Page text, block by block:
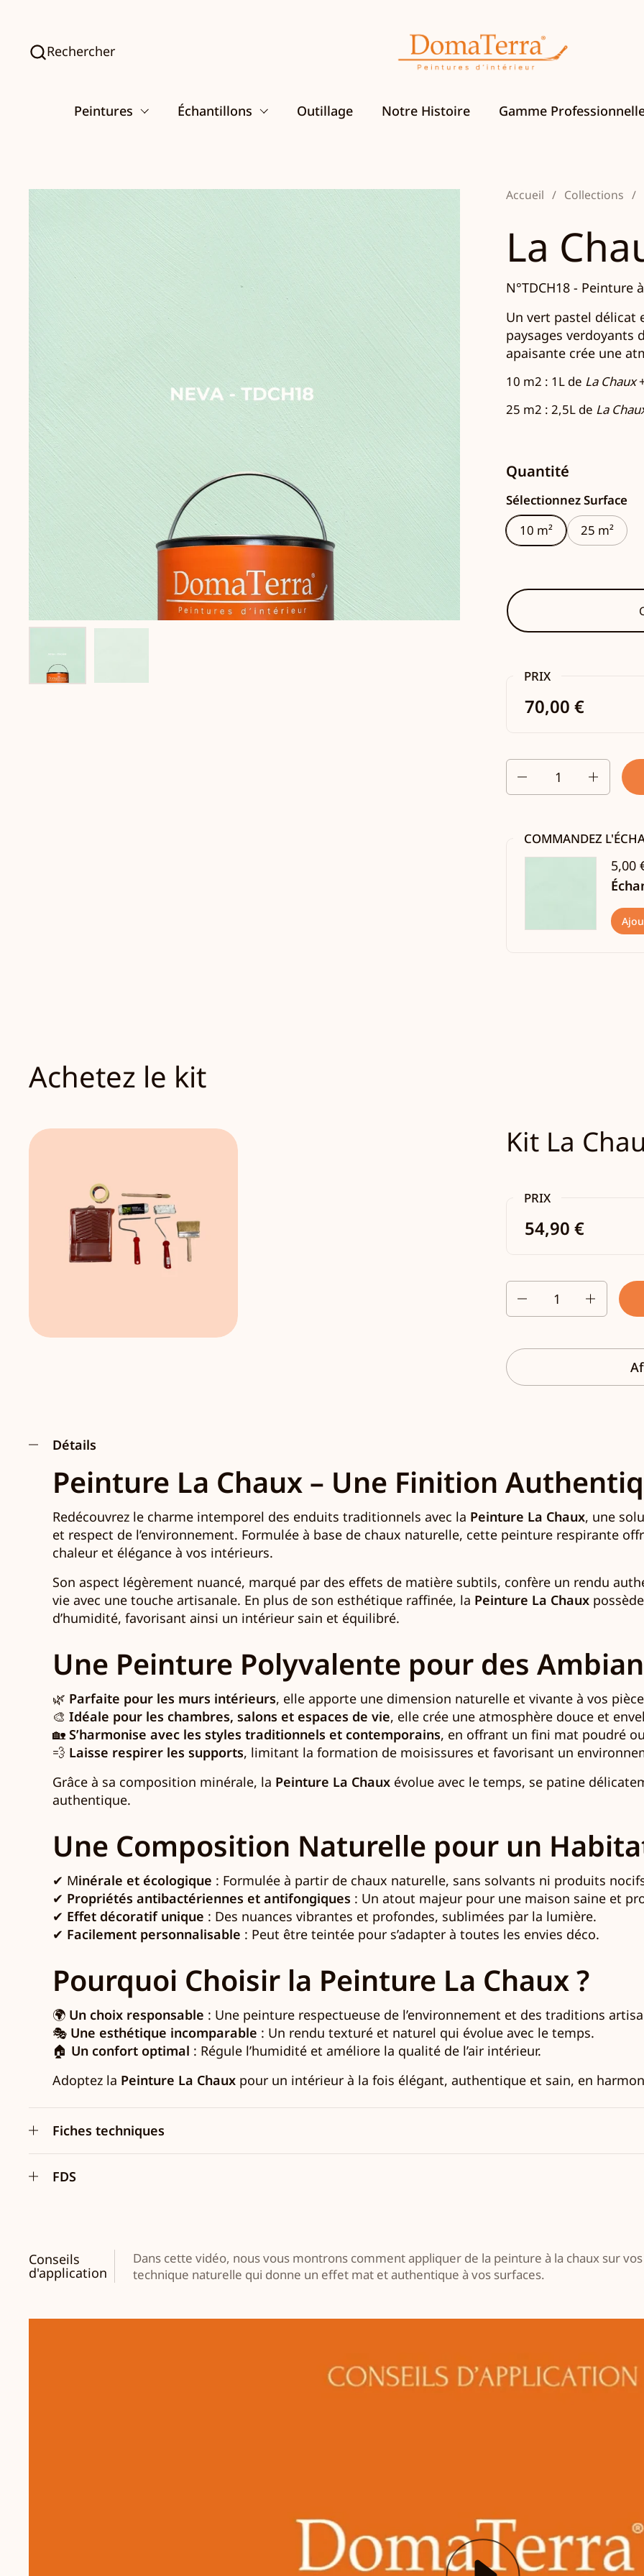
Rechercher
Peintures Échantillons Outillage Notre Histoire Gamme
Accueil / Collections /
La
N°TDCH18 - Peinture
Un vert pastel délicat
paysages verdoyants
apaisante crée une
10 m2 : 1L de La Chaux
25 m2 : 2,5L de La
Quantité
Sélectionnez Surface
10 m²
25 m²
PRIX
70,00 €
Quantité
COMMANDEZ
5,00
Achetez le kit
Kit La
PRIX
54,90 €
Quantité
Détails
Peinture La Chaux – Une Finition
Redécouvrez le charme intemporel des enduits traditionnels avec la Peinture La Chaux, une
et respect de l’environnement. Formulée à base de chaux naturelle, cette peinture respirante
chaleur et élégance à vos intérieurs.
Son aspect légèrement nuancé, marqué par des effets de matière subtils, confère un rendu
vie avec une touche artisanale. En plus de son esthétique raffinée, la Peinture La Chaux
d’humidité, favorisant ainsi un intérieur sain et équilibré.
Une Peinture Polyvalente pour des
🌿 Parfaite pour les murs intérieurs, elle apporte une dimension naturelle et vivante à vos
🎨 Idéale pour les chambres, salons et espaces de vie, elle crée une atmosphère douce et
🏡 S’harmonise avec les styles traditionnels et contemporains, en offrant un fini mat poudré
💨 Laisse respirer les supports, limitant la formation de moisissures et favorisant un
Grâce à sa composition minérale, la Peinture La Chaux évolue avec le temps, se patine
authentique.
Une Composition Naturelle pour un
✔ Minérale et écologique : Formulée à partir de chaux naturelle, sans solvants ni produits
✔ Propriétés antibactériennes et antifongiques : Un atout majeur pour une maison saine et
✔ Effet décoratif unique : Des nuances vibrantes et profondes, sublimées par la lumière.
✔ Facilement personnalisable : Peut être teintée pour s’adapter à toutes les envies déco.
Pourquoi Choisir la Peinture La Chaux ?
🌍 Un choix responsable : Une peinture respectueuse de l’environnement et des traditions
🎭 Une esthétique incomparable : Un rendu texturé et naturel qui évolue avec le temps.
🏠 Un confort optimal : Régule l’humidité et améliore la qualité de l’air intérieur.
Adoptez la Peinture La Chaux pour un intérieur à la fois élégant, authentique et sain, en
Fiches techniques
FDS
Conseils
d'application
Dans cette vidéo, nous vous montrons comment appliquer de la peinture à la chaux sur
technique naturelle qui donne un effet mat et authentique à vos surfaces.